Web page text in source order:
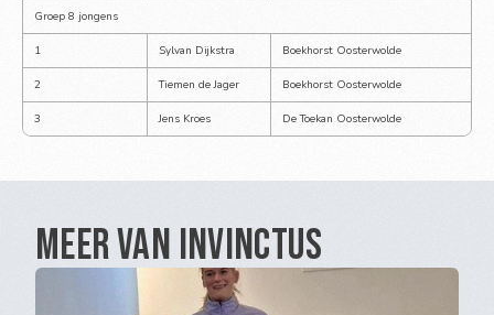
Groep 8 jongens
1 Sylvan Dijkstra Boekhorst Oosterwolde
2 Tiemen de Jager Boekhorst Oosterwolde
3 Jens Kroes De Toekan Oosterwolde
Meer van Invinctus